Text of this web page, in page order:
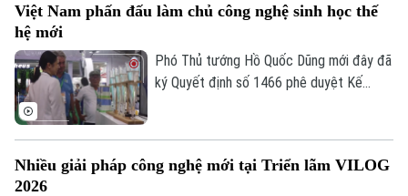
nghệ sẽ là một trong những động lực
tranh quốc gia trong kỷ nguyên số.
Việt Nam phấn đấu làm chủ công nghệ sinh học thế
hệ mới
Phó Thủ tướng Hồ Quốc Dũng mới đây đã
ký Quyết định số 1466 phê duyệt Kế
2045 làm chủ công nghệ sinh học thế hệ
Nhiều giải pháp công nghệ mới tại Triển lãm VILOG
2026